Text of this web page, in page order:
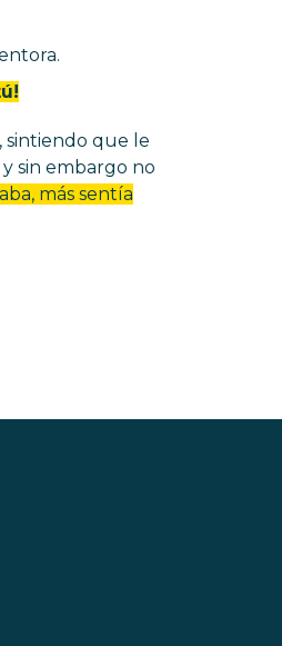
sintiendo que le
sin embargo no
más sentía